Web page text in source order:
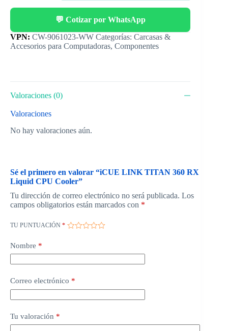
💬 Cotizar por WhatsApp
Categorías: Carcasas &
Accesorios para Computadoras, Componentes
Valoraciones (0)
Valoraciones
No hay valoraciones aún.
Sé el primero en valorar “iCUE LINK TITAN 360 RX
Liquid CPU Cooler”
Tu dirección de correo electrónico no será publicada. Los
campos obligatorios están marcados con *
TU PUNTUACIÓN *
Nombre *
Correo electrónico *
Tu valoración *